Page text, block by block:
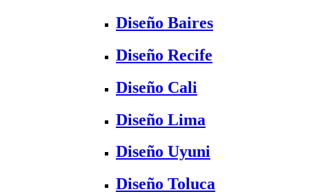
Diseño Baires
Diseño Recife
Diseño Cali
Diseño Lima
Diseño Uyuni
Diseño Toluca